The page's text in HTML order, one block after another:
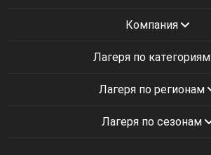
Компания
Лагеря по категориям
Лагеря по регионам
Лагеря по сезонам